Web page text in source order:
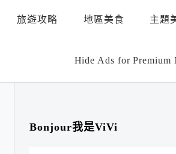
旅遊攻略 地區美食 主題
Hide Ads for Premium
Bonjour我是ViVi